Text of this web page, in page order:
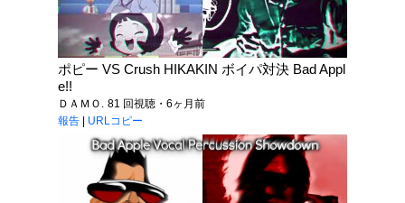
ポピー VS Crush HIKAKIN ボイパ対決 Bad Appl
e!!
ＤＡＭＯ. 81 回視聴・6ヶ月前
報告
URLコピー